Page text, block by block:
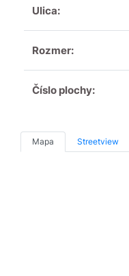
Ulica:
Rozmer:
Číslo plochy:
Mapa Streetview